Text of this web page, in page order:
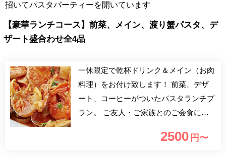
招いてパスタパーティーを開いています
【豪華ランチコース】前菜、メイン、渡り蟹パスタ、デ
ザート盛合わせ全4品
一休限定で乾杯ドリンク＆メイン（お肉
料理）をお付け致します！ 前菜、デザ
ート、コーヒーがついたパスタランチプ
ラン。 ご友人・ご家族とのご会食にお
歩10分。西麻布交差点より徒歩すぐ。お
2500 円〜